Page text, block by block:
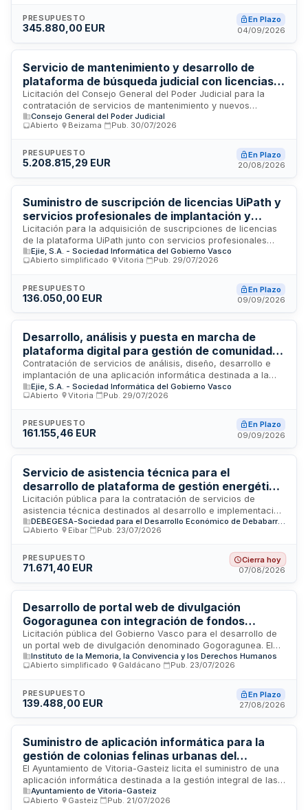
inicial, adaptación de personalizaciones, transferencia de
datos, configuración del nuevo entorno, ejecución de
integran además módulos de gestión de contratos
plurianuales, facturación electrónica FACe y conexión con el
Sistema Español de Verificación de Medicamentos.
PRESUPUESTO
345.880,00 EUR
En Plazo
04/09/2026
Servicio de mantenimiento y desarrollo de
plataforma de búsqueda judicial con licencias
Opentext Knowledge Discovery - Consejo
General del Poder Judicial
Licitación del Consejo General del Poder Judicial para la
contratación de servicios de mantenimiento y nuevos
desarrollos de la plataforma de búsqueda del Centro de
Documentación Judicial, junto con el suministro y soporte
Discovery versión Idol Ultimate. Los servicios incluyen la
gestión operativa, mejoras funcionales y actualizaciones de
a licencias de software especializado en descubrimiento de
conocimiento e indexación de contenidos para optimizar la
accesibilidad a la documentación judicial.
Consejo General del Poder Judicial
Abierto
Beizama Pub. 30/07/2026
PRESUPUESTO
5.208.815,29 EUR
En Plazo
20/08/2026
Suministro de suscripción de licencias UiPath y
servicios profesionales de implantación y
administración para EJIE
Licitación para la adquisición de suscripciones de licencias
de la plataforma UiPath junto con servicios profesionales
especializados de implantación, configuración,
administración y transferencia de conocimiento. El contratista
desde sus instalaciones para facilitar la correcta explotación
de la tecnología, su incorporación al catálogo corporativo y
procesos empresariales.
Ejie, S.A. - Sociedad Informática del Gobierno Vasco
Abierto simplificado
Vitoria Pub. 29/07/2026
PRESUPUESTO
136.050,00 EUR
En Plazo
09/09/2026
Desarrollo, análisis y puesta en marcha de
plataforma digital para gestión de comunidad
virtual de emancipación juvenil - Gobierno
Vasco
Contratación de servicios de análisis, diseño, desarrollo e
implantación de una aplicación informática destinada a la
gestión y dinamización de un ecosistema virtual dirigido a
jóvenes en proceso de emancipación. El proyecto,
Reto Demográfico del Gobierno Vasco y gestionado por EJIE,
comprende la recogida de requisitos, diseño técnico del
normativas vascas vigentes, y su implantación en entorno
productivo.
Ejie, S.A. - Sociedad Informática del Gobierno Vasco
Abierto
Vitoria Pub. 29/07/2026
PRESUPUESTO
161.155,46 EUR
En Plazo
09/09/2026
Servicio de asistencia técnica para el
desarrollo de plataforma de gestión energética
y portal energético - DEBEGESA Eibar
Licitación pública para la contratación de servicios de
asistencia técnica destinados al desarrollo e implementación
de una plataforma de gestión energética y un portal
energético para el municipio de Debabarrena. El proyecto,
Económico de Debabarrena), busca optimizar la gestión y
monitorización de recursos energéticos a través de
diseño, programación y despliegue de soluciones
informáticas especializadas, acompañadas de soporte
técnico especializado para garantizar la funcionalidad y
mantenimiento del sistema.
DEBEGESA-Sociedad para el Desarrollo Económico de Debabarrena
Abierto
Eibar Pub. 23/07/2026
PRESUPUESTO
71.671,40 EUR
Cierra hoy
07/08/2026
Desarrollo de portal web de divulgación
Gogoragunea con integración de fondos
documentales y audiovisuales del Instituto
Gogora
Licitación pública del Gobierno Vasco para el desarrollo de
un portal web de divulgación denominado Gogoragunea. El
proyecto consiste en la creación de una plataforma digital
que integre datos, fondos documentales y audiovisuales
Derechos Humanos-Gogora, utilizando el software Dédalo
como base tecnológica. El portal funcionará como
relacionados con memoria histórica, convivencia y derechos
humanos, facilitando la gestión y consulta de archivos
digitales especializados.
Instituto de la Memoria, la Convivencia y los Derechos Humanos
Abierto simplificado
Galdácano Pub. 23/07/2026
PRESUPUESTO
139.488,00 EUR
En Plazo
27/08/2026
Suministro de aplicación informática para la
gestión de colonias felinas urbanas del
Ayuntamiento de Vitoria-Gasteiz
El Ayuntamiento de Vitoria-Gasteiz licita el suministro de una
aplicación informática destinada a la gestión integral de las
colonias felinas urbanas municipales. La solución tecnológica
será supervisada por el Servicio de Salud Pública y
Ayuntamiento de Vitoria-Gasteiz
Abierto
Gasteiz Pub. 21/07/2026